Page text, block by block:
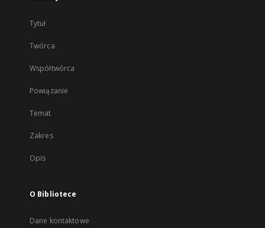
Tytuł
Twórca
Współtwórca
Powiązanie
Temat
Zakres
Opis
O Bibliotece
Dane kontaktowe